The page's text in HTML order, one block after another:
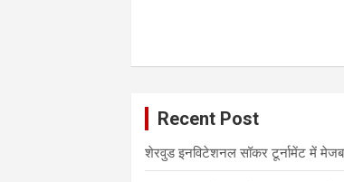
Recent Post
शेरवुड इनविटेशनल सॉकर टूर्नामेंट में